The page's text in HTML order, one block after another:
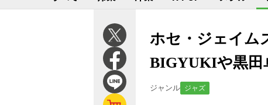
ホセ・ジェイム
BIGYUKIや黒田
ジャンル ジャズ